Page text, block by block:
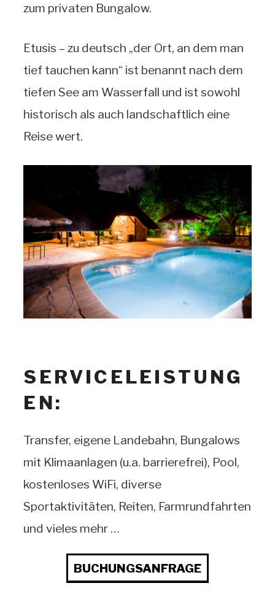
zum privaten Bungalow.
Etusis – zu deutsch „der Ort, an dem man
tief tauchen kann“ ist benannt nach dem
tiefen See am Wasserfall und ist sowohl
historisch als auch landschaftlich eine
Reise wert.
SERVICELEISTUNG
EN:
Transfer, eigene Landebahn, Bungalows
mit Klimaanlagen (u.a. barrierefrei), Pool,
kostenloses WiFi, diverse
Sportaktivitäten, Reiten, Farmrundfahrten
und vieles mehr …
BUCHUNGSANFRAGE